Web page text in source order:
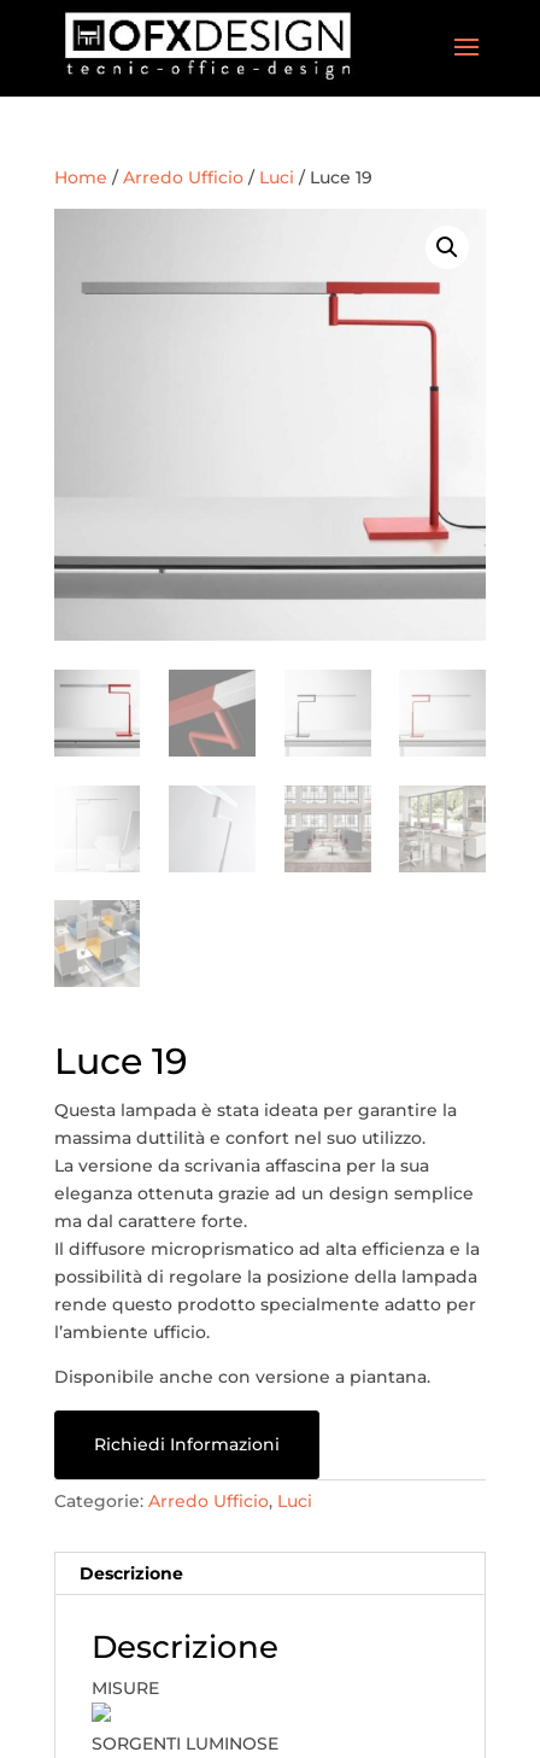
Home /Arredo Ufficio/ Luci / Luce 19
Luce 19
Questa lampada è stata ideata per garantire la
massima duttilità e confort nel suo utilizzo.
La versione da scrivania affascina per la sua
eleganza ottenuta grazie ad un design semplice
ma dal carattere forte.
Il diffusore microprismatico ad alta efficienza e la
possibilità di regolare la posizione della lampada
rende questo prodotto specialmente adatto per
l’ambiente ufficio.
Disponibile anche con versione a piantana.
Richiedi Informazioni
Categorie: Arredo Ufficio, Luci
Descrizione
Descrizione
MISURE
SORGENTI LUMINOSE